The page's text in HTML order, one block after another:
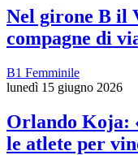
Nel girone B il
compagne di
B1 Femminile
lunedì 15 giugno 2026
Orlando Koja:
le atlete per